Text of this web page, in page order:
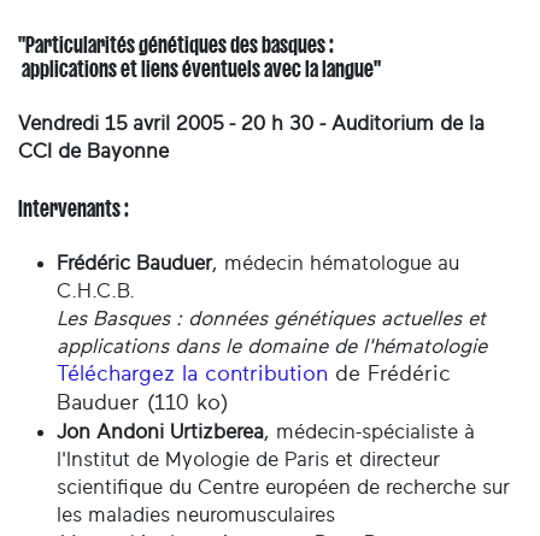
"Particularités génétiques des basques :
applications et liens éventuels avec la langue"
Vendredi 15 avril 2005 - 20 h 30 - Auditorium de la
CCI de Bayonne
Intervenants :
Frédéric Bauduer, médecin hématologue au
C.H.C.B.
Les Basques : données génétiques actuelles et
applications dans le domaine de l'hématologie
Téléchargez la contribution de Frédéric
Bauduer (110 ko)
Jon Andoni Urtizberea, médecin-spécialiste à
l'Institut de Myologie de Paris et directeur
scientifique du Centre européen de recherche sur
les maladies neuromusculaires